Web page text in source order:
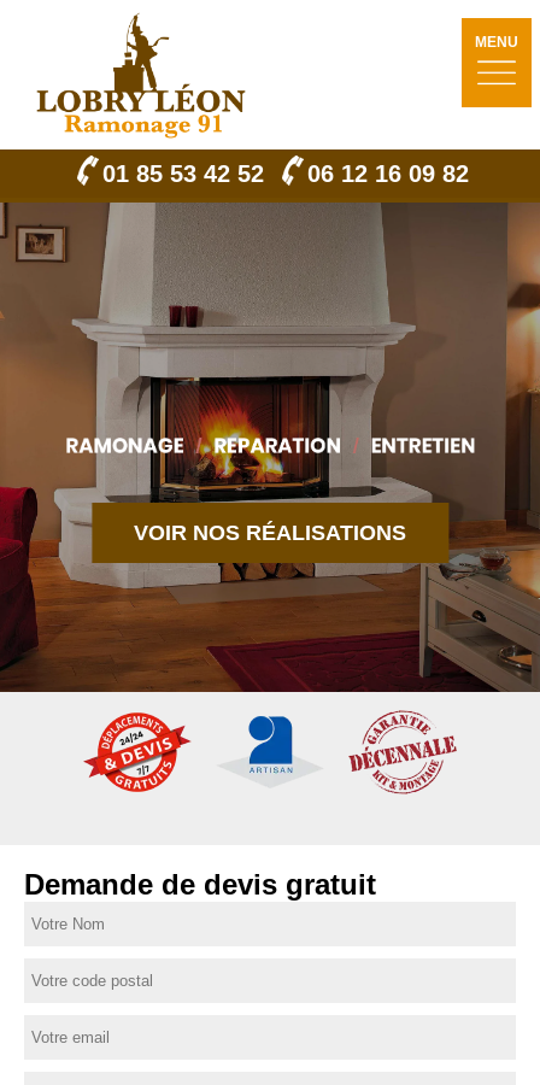
MENU
01 85 53 42 52 06 12 16 09 82
VOIR NOS RÉALISATIONS
Demande de devis gratuit